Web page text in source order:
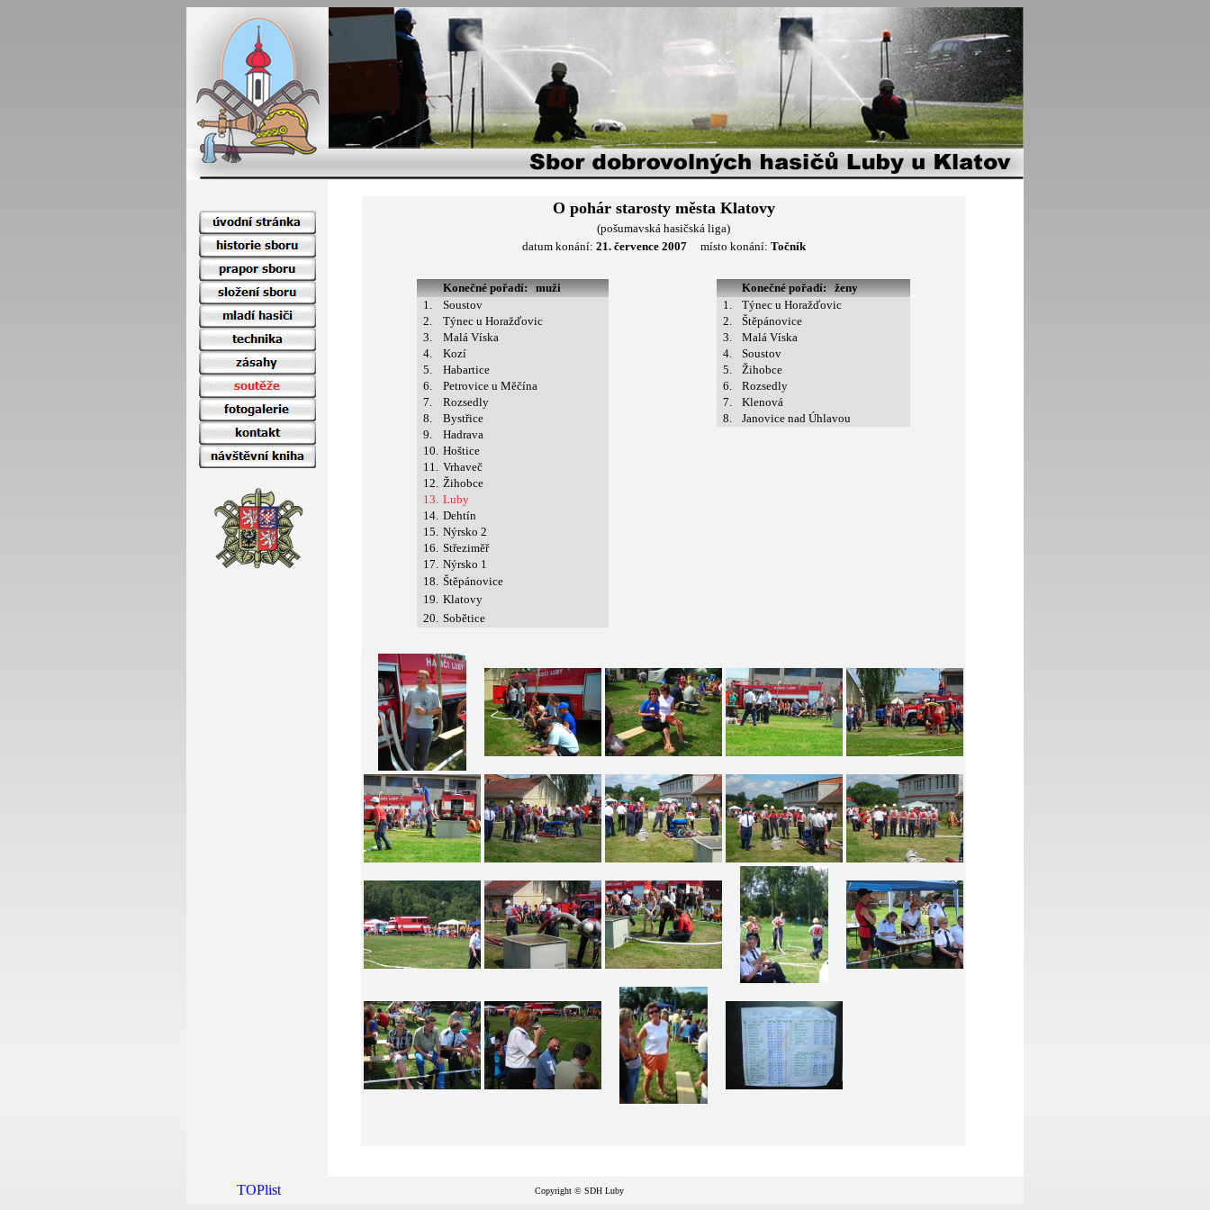
O pohár starosty města Klatovy
(pošumavská hasičská liga)
datum konání: 21. července 2007místo konání: Točník
Konečné pořadí: muži
1.
Soustov
2.
Týnec u Horažďovic
3.
Malá Víska
4.
Kozí
5.
Habartice
6.
Petrovice u Měčína
7.
Rozsedly
8.
Bystřice
9.
Hadrava
10. Hoštice
11. Vrhaveč
12. Žihobce
13. Luby
14. Dehtín
15. Nýrsko 2
16. Střeziměř
17. Nýrsko 1
18. Štěpánovice
19. Klatovy
20. Sobětice
Konečné pořadí:ženy
1.
Týnec u Horažďovic
2.
Štěpánovice
3.
Malá Víska
4.
Soustov
5.
Žihobce
6.
Rozsedly
7.
Klenová
8.
Janovice nad Úhlavou
Copyright © SDH Luby